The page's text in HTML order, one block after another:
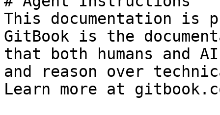
This documentation is
GitBook is the
that both humans and
and reason over
Learn more at